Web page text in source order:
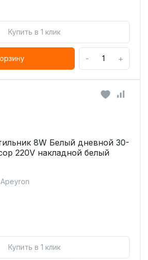
Купить в 1 клик
- +
8W Белый дневной 30-
220V накладной белый
Купить в 1 клик